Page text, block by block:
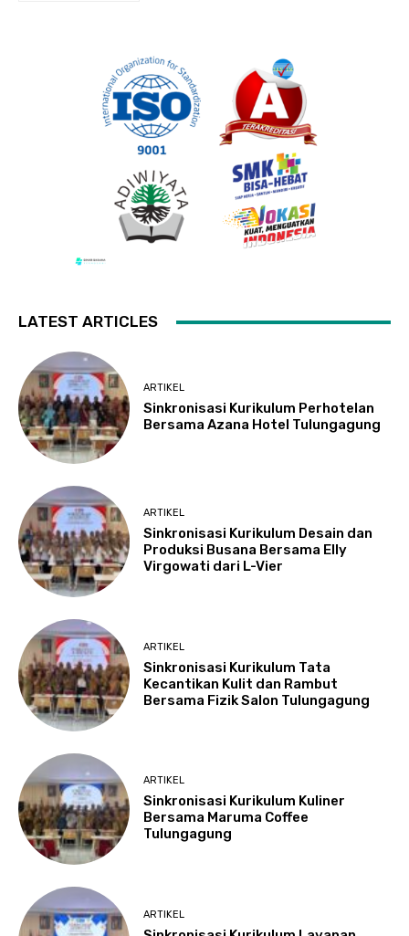
LATEST ARTICLES
ARTIKEL
Sinkronisasi Kurikulum Perhotelan
Bersama Azana Hotel Tulungagung
ARTIKEL
Sinkronisasi Kurikulum Desain dan
Produksi Busana Bersama Elly
Virgowati dari L-Vier
ARTIKEL
Sinkronisasi Kurikulum Tata
Kecantikan Kulit dan Rambut
Bersama Fizik Salon Tulungagung
ARTIKEL
Sinkronisasi Kurikulum Kuliner
Bersama Maruma Coffee
Tulungagung
ARTIKEL